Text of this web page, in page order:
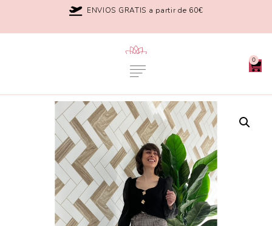
ENVIOS GRATIS a partir de 60€
0